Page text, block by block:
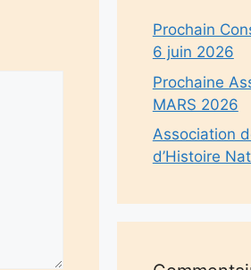
Prochain
6 juin 2026
Prochaine
MARS 2026
Association
d’Histoire